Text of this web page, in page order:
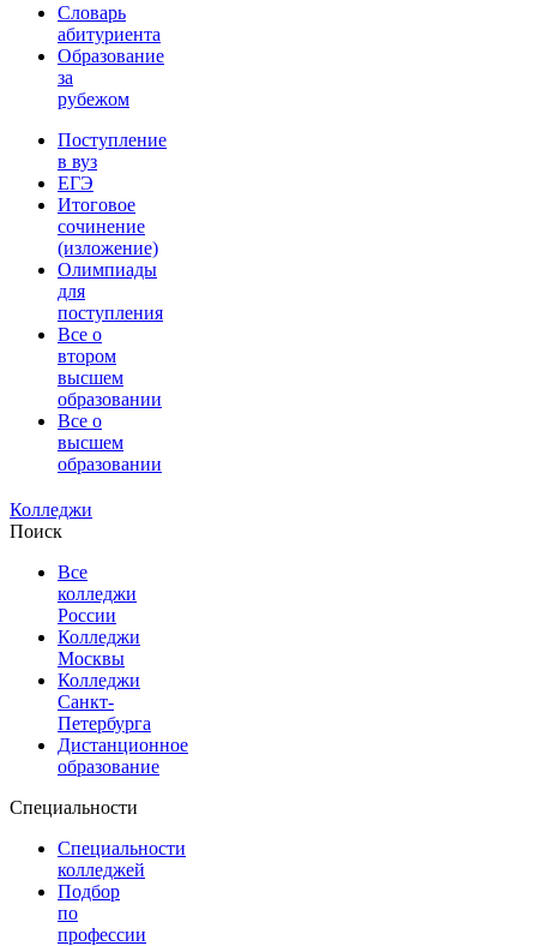
Словарь
абитуриента
Образование
за
рубежом
Поступление
в вуз
ЕГЭ
Итоговое
сочинение
(изложение)
Олимпиады
для
поступления
Все о
втором
высшем
образовании
Все о
высшем
образовании
Колледжи
Поиск
Все
колледжи
России
Колледжи
Москвы
Колледжи
Санкт-
Петербурга
Дистанционное
образование
Специальности
Специальности
колледжей
Подбор
по
профессии